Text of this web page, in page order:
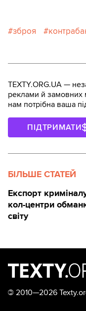
зброя
TEXTY.ORG.UA —
реклами й замовних
нам потрібна ваша
ПІДТРИМАТИ
БІЛЬШЕ СТАТЕЙ
Експорт
кол-центри
світу
© 2010—2026